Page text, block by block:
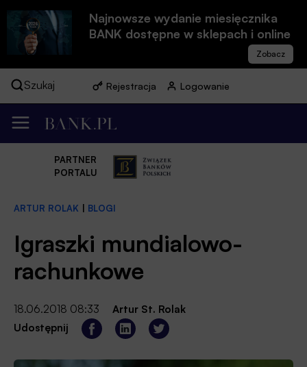
Najnowsze wydanie miesięcznika
BANK dostępne w sklepach i online
Szukaj Rejestracja Logowanie
PARTNER
PORTALU
ARTUR ROLAK BLOGI
Igraszki mundialowo-
rachunkowe
18.06.2018 08:33
Artur St. Rolak
Udostępnij